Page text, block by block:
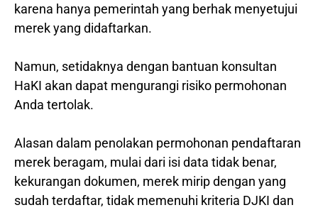
karena hanya pemerintah yang berhak menyetujui
merek yang didaftarkan.
Namun, setidaknya dengan bantuan konsultan
HaKI akan dapat mengurangi risiko permohonan
Anda tertolak.
Alasan dalam penolakan permohonan pendaftaran
merek beragam, mulai dari isi data tidak benar,
kekurangan dokumen, merek mirip dengan yang
sudah terdaftar, tidak memenuhi kriteria DJKI dan